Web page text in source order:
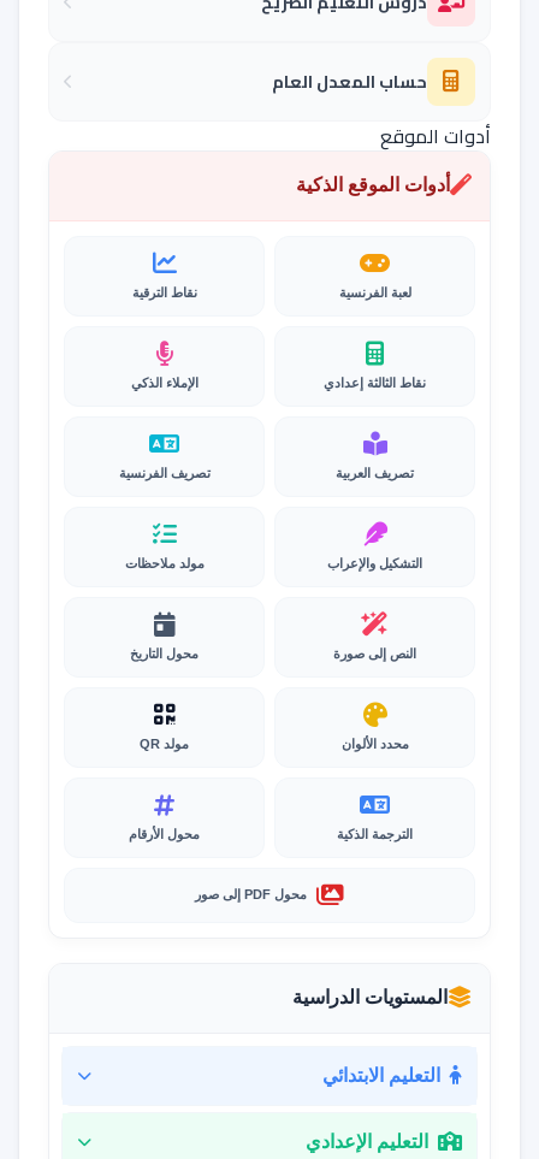
حساب المعدل العام
أدوات الموقع
أدوات الموقع الذكية
لعبة الفرنسية نقاط الترقية
نقاط الثالثة إعدادي الإملاء الذكي
تصريف العربية تصريف الفرنسية
التشكيل والإعراب مولد ملاحظات
النص إلى صورة محول التاريخ
محدد الألوان مولد QR
الترجمة الذكية محول الأرقام
محول PDF إلى صور
المستويات الدراسية
التعليم الابتدائي
التعليم الإعدادي